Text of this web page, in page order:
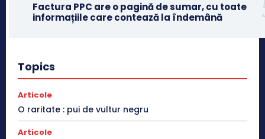
Factura PPC are o pagină de sumar, cu toate
informațiile care contează la îndemână
Topics
Articole
O raritate : pui de vultur negru
Articole